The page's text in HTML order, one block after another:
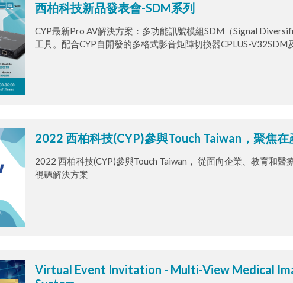
西柏科技新品發表會-SDM系列
CYP最新Pro AV解決方案：多功能訊號模組SDM（Signal
工具。配合CYP自開發的多格式影音矩陣切換器CPLUS-V32SDM
2022 西柏科技(CYP)參與Touch Taiwan，聚焦
2022 西柏科技(CYP)參與Touch Taiwan， 從面向企業、教育和醫
視聽解決方案
Virtual Event Invitation - Multi-View Medical